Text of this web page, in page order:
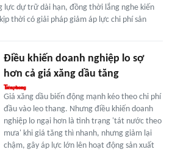
lực dự trữ dài hạn, đồng thời lắng nghe kiến
thời có giải pháp giảm áp lực chi phí sản
Điều khiến doanh nghiệp lo sợ
hơn cả giá xăng dầu tăng
Giá xăng dầu biến động mạnh kéo theo chi phí
đầu vào leo thang. Nhưng điều khiến doanh
nghiệp lo ngại hơn là tình trạng 'tát nước theo
mưa' khi giá tăng thì nhanh, nhưng giảm lại
chậm, gây áp lực lớn lên hoạt động sản xuất